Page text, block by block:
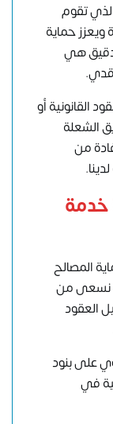
تقوم
ويعزز حماية
دقيق هي
القانونية أو
الشعلة
من
خدمة
المصالح
نسعى من
العقود
على بنود
في